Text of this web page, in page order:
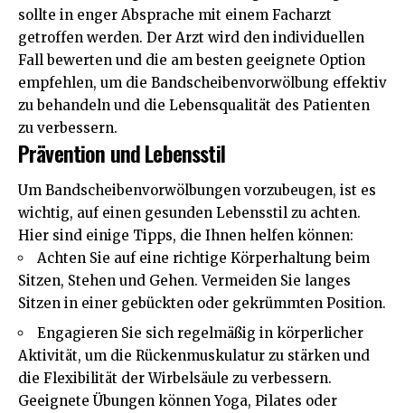
sollte in enger Absprache mit einem Facharzt
getroffen werden. Der Arzt wird den individuellen
Fall bewerten und die am besten geeignete Option
empfehlen, um die Bandscheibenvorwölbung effektiv
zu behandeln und die Lebensqualität des Patienten
zu verbessern.
Prävention und Lebensstil
Um Bandscheibenvorwölbungen vorzubeugen, ist es
wichtig, auf einen gesunden Lebensstil zu achten.
Hier sind einige Tipps, die Ihnen helfen können:
Achten Sie auf eine richtige Körperhaltung beim
Sitzen, Stehen und Gehen. Vermeiden Sie langes
Sitzen in einer gebückten oder gekrümmten Position.
Engagieren Sie sich regelmäßig in körperlicher
Aktivität, um die Rückenmuskulatur zu stärken und
die Flexibilität der Wirbelsäule zu verbessern.
Geeignete Übungen können Yoga, Pilates oder